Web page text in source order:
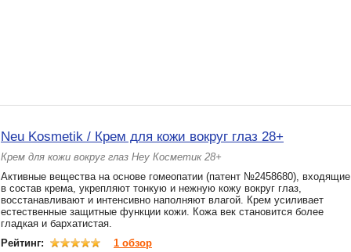
Neu Kosmetik / Крем для кожи вокруг глаз 28+
Крем для кожи вокруг глаз Неу Косметик 28+
Активные вещества на основе гомеопатии (патент №2458680), входящие
в состав крема, укрепляют тонкую и нежную кожу вокруг глаз,
восстанавливают и интенсивно наполняют влагой. Крем усиливает
естественные защитные функции кожи. Кожа век становится более
гладкая и бархатистая.
Рейтинг:
1 обзор